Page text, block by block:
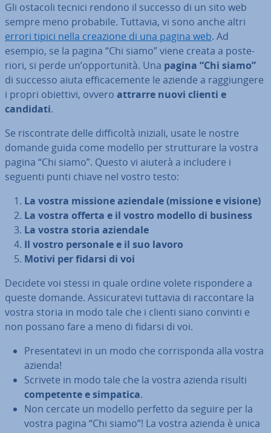
Gli ostacoli tecnici rendono il successo di un sito web
sempre meno probabile. Tuttavia, vi sono anche altri
errori tipici nella creazione di una pagina web. Ad
esempio, se la pagina “Chi siamo” viene creata a po­ste­
rio­ri, si perde un’op­por­tu­ni­tà. Una pagina “Chi siamo”
di successo aiuta ef­fi­ca­ce­men­te le aziende a rag­giun­ge­re
i propri obiettivi, ovvero attrarre nuovi clienti e
candidati.
Se ri­scon­tra­te delle dif­fi­col­tà iniziali, usate le nostre
domande guida come modello per strut­tu­ra­re la vostra
pagina “Chi siamo”. Questo vi aiuterà a includere i
seguenti punti chiave nel vostro testo:
La vostra missione aziendale (missione e visione)
La vostra offerta e il vostro modello di business
La vostra storia aziendale
Il vostro personale e il suo lavoro
Motivi per fidarsi di voi
Decidete voi stessi in quale ordine volete ri­spon­de­re a
queste domande. As­si­cu­ra­te­vi tuttavia di rac­con­ta­re la
vostra storia in modo tale che i clienti siano convinti e
non possano fare a meno di fidarsi di voi.
Pre­sen­ta­te­vi in un modo che cor­ri­spon­da alla vostra
azienda!
Scrivete in modo tale che la vostra azienda risulti
com­pe­ten­te e simpatica.
Non cercate un modello perfetto da seguire per la
vostra pagina “Chi siamo”! La vostra azienda è unica